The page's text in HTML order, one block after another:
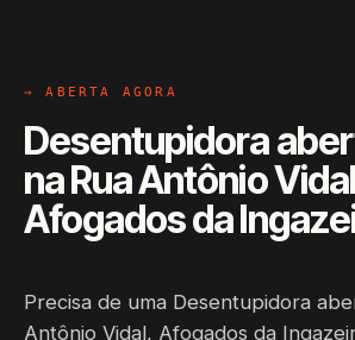
→ ABERTA AGORA
Desentupidora
na Rua Antônio
Afogados da
Precisa de uma Desentupidora
Antônio Vidal, Afogados da